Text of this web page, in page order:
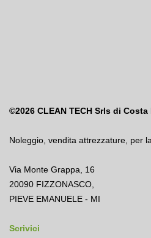
©2026 CLEAN TECH Srls di Costa
Noleggio vendita attrezzature per
Via Monte Grappa, 16
20090 FIZZONASCO,
PIEVE EMANUELE - MI
Scrivici